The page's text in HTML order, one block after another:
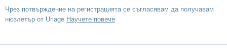
Чрез потвърждение на регистрацията се съгласявам да получавам
нюзлетър от Uriage Научете повече